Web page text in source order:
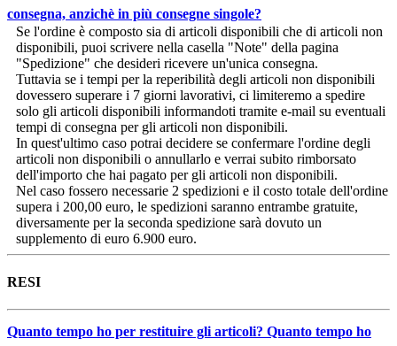
consegna, anzichè in più consegne singole?
Se l'ordine è composto sia di articoli disponibili che di articoli non
disponibili, puoi scrivere nella casella "Note" della pagina
"Spedizione" che desideri ricevere un'unica consegna.
Tuttavia se i tempi per la reperibilità degli articoli non disponibili
dovessero superare i 7 giorni lavorativi, ci limiteremo a spedire
solo gli articoli disponibili informandoti tramite e-mail su eventuali
tempi di consegna per gli articoli non disponibili.
In quest'ultimo caso potrai decidere se confermare l'ordine degli
articoli non disponibili o annullarlo e verrai subito rimborsato
dell'importo che hai pagato per gli articoli non disponibili.
Nel caso fossero necessarie 2 spedizioni e il costo totale dell'ordine
supera i 200,00 euro, le spedizioni saranno entrambe gratuite,
diversamente per la seconda spedizione sarà dovuto un
supplemento di euro 6.900 euro.
RESI
Quanto tempo ho per restituire gli articoli? Quanto tempo ho